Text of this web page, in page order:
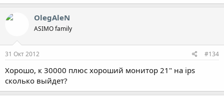
OlegAleN
ASIMO family
31 Окт 2012 #134
Хорошо, к 30000 плюс хороший монитор 21" на ips
сколько выйдет?